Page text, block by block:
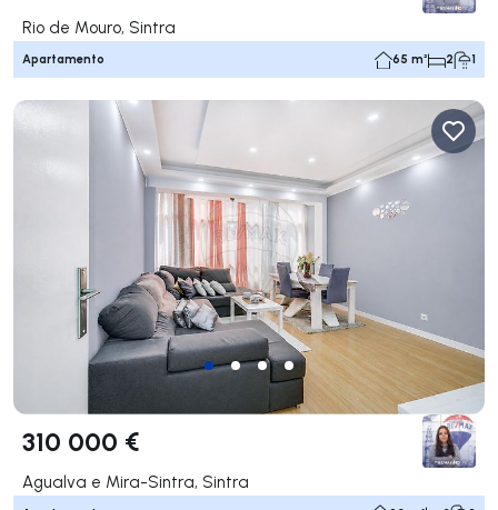
Rio de Mouro, Sintra
Apartamento 65 m² 2 1
310 000 €
Agualva e Mira-Sintra, Sintra